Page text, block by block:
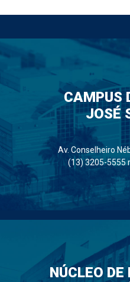
CAMPUS
JOSÉ
Av. Conselheiro
(13) 3205-5555
NÚCLEO